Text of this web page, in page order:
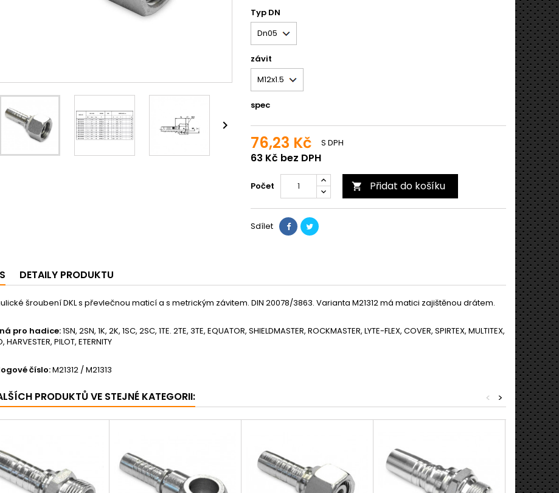

Typ DN
závit
spec
76,23 Kč
63 Kč bez DPH
S DPH
Počet  Přidat do košíku
Sdílet
DETAILY PRODUKTU
šroubení DKL s převlečnou maticí a s metrickým závitem. DIN 20078/3863. Varianta M21312 má matici zajištěnou drátem.
pro hadice:1SN, 2SN, 1K, 2K, 1SC, 2SC, 1TE. 2TE, 3TE, EQUATOR, SHIELDMASTER, ROCKMASTER, LYTE-FLEX, COVER, SPIRTEX, MULTITEX,
HARVESTER, PILOT, ETERNITY
číslo:M21312 / M21313
PRODUKTŮ VE STEJNÉ KATEGORII: >
<